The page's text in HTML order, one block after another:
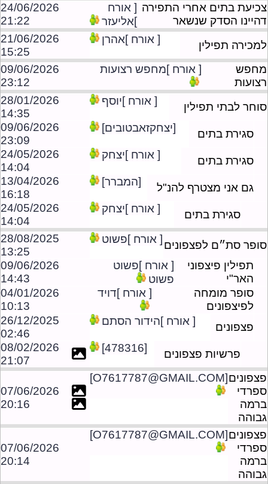
צכיעת בתים אחרי התפירה
דהיינו הסדק שנשאר
[ אורח
]אליעזר
24/06/2026
21:22
למכירה תפילין
[ אורח ]אהרן
21/06/2026
15:25
מחפש
רצועות
[ אורח ]מחפש רצועות
09/06/2026
23:12
סוחר לבתי תפילין
[ אורח ]יוסף
28/01/2026
14:35
סגירת בתים
[יצחקזאבטובים]
09/06/2026
23:09
סגירת בתים
[ אורח ]יצחק
24/05/2026
14:04
גם אני מצטרף להנ"ל
[המברר]
13/04/2026
16:18
סגירת בתים
[ אורח ]יצחק
24/05/2026
14:04
סופר סת״ם לפצפונים [ אורח ]פשוט
28/08/2025
13:25
תפילין פיצפוני
האר"י
[ אורח ]פשוט
פשוט
09/06/2026
14:43
סופר מומחה
לפיצפונים
[ אורח ]דויד
04/01/2026
10:13
פצפונים
[ אורח ]הידור הסתם
26/12/2025
02:46
פרשיות פצפונים
[478316]
08/02/2026
21:07
פצפונים
ספרדי
ברמה
גבוהה
[O7617787@GMAIL.COM]
07/06/2026
20:16
פצפונים
ספרדי
ברמה
גבוהה
[O7617787@GMAIL.COM]
07/06/2026
20:14